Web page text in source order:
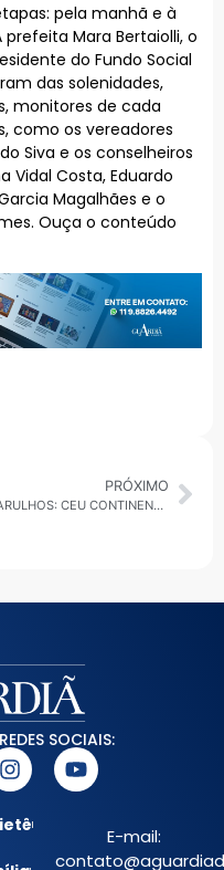
pela manhã e à
prefeita Mara Bertaiolli, o
do Fundo Social
das solenidades,
monitores de cada
como os vereadores
Siva e os conselheiros
Vidal Costa, Eduardo
Magalhães e o
Ouça o conteúdo
PRÓXIMO
GUARULHOS: CEU CONTINENTAL OFERECE CURSOS GRATUITOS A MAIS DE MIL ALUNOS
SOCIAIS:
E-mail: